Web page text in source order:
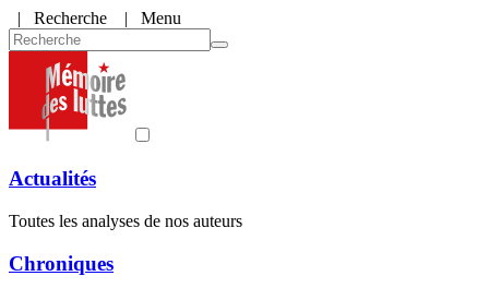
| Recherche | Menu
Actualités
Toutes les analyses de nos auteurs
Chroniques